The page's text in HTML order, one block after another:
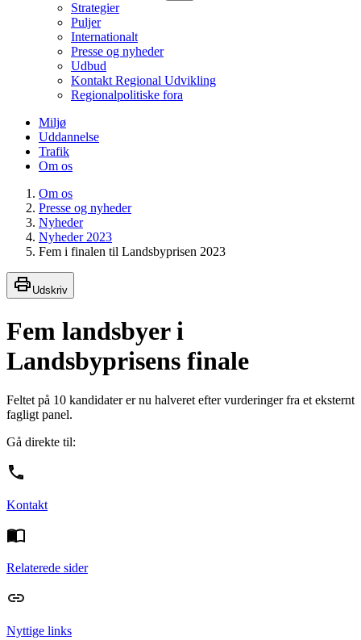
Strategier
Puljer
Internationalt
Presse og nyheder
Udbud
Kontakt Regional Udvikling
Regionalpolitiske fora
Miljø
Uddannelse
Trafik
Om os
Om os
Presse og nyheder
Nyheder
Nyheder 2023
Fem i finalen til Landsbyprisen 2023
Udskriv
Fem landsbyer i
Landsbyprisens finale
Feltet på 10 kandidater er nu halveret efter vurderinger fra et eksternt
fagligt panel.
Gå direkte til:
Kontakt
Relaterede sider
Nyttige links